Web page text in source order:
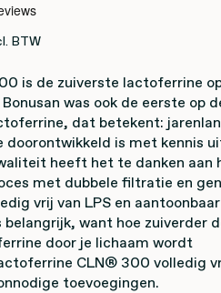
BTW
is de zuiverste lactoferrine
was ook de eerste op
dat betekent:
doorontwikkeld is met kennis
heeft het te danken aan
met dubbele filtratie en
vrij van LPS en aantoonbaar
want hoe zuiverder
door je lichaam wordt
CLN® 300 volledig
toevoegingen.